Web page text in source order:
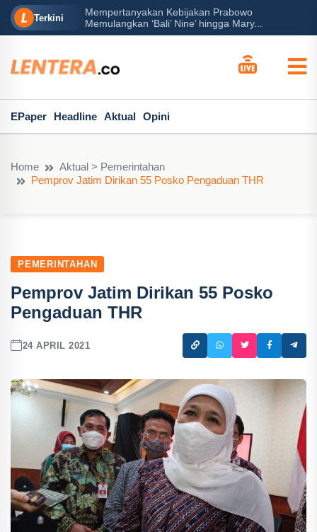
Terkini
Mempertanyakan Kebijakan Prabowo
Memulangkan ‘Bali’ Nine’ hingga Mary...
EPaper Headline Aktual Opini
Home
Aktual > Pemerintahan
Pemprov Jatim Dirikan 55 Posko Pengaduan THR
PEMERINTAHAN
Pemprov Jatim Dirikan 55 Posko
Pengaduan THR
24 APRIL 2021